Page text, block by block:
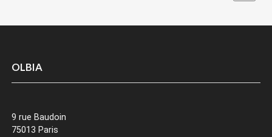
OLBIA
9 rue Baudoin
75013 Paris